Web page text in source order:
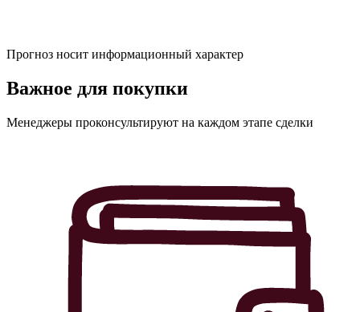
Прогноз носит информационный характер
Важное для покупки
Менеджеры проконсультируют на каждом этапе сделки